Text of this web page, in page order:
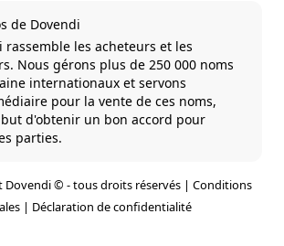
de Dovendi
rassemble les acheteurs et les
Nous gérons plus de 250 000 noms
internationaux et servons
pour la vente de ces noms,
d'obtenir un bon accord pour
parties.
Dovendi © - tous droits réservés | Conditions
| Déclaration de confidentialité